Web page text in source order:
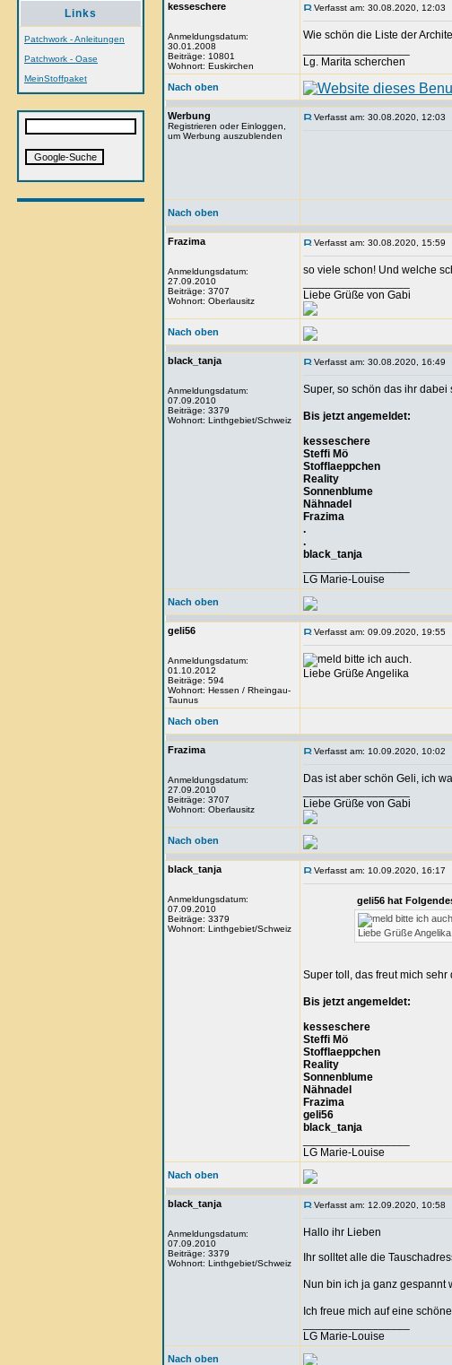
Links
Patchwork - Anleitungen
Patchwork - Oase
MeinStoffpaket
kesseschere
Anmeldungsdatum:
30.01.2008
Beiträge: 10801
Wohnort: Euskirchen
Verfasst am: 30.08.2020, 12:03
Wie schön die Liste der
Lg. Marita scherchen
Nach oben
Werbung
Registrieren oder Einloggen,
um Werbung auszublenden
Verfasst am: 30.08.2020, 12:03
Nach oben
Frazima
Anmeldungsdatum:
27.09.2010
Beiträge: 3707
Wohnort: Oberlausitz
Verfasst am: 30.08.2020, 15:59
so viele schon! Und welche
Liebe Grüße von Gabi
Nach oben
black_tanja
Anmeldungsdatum:
07.09.2010
Beiträge: 3379
Wohnort: Linthgebiet/Schweiz
Verfasst am: 30.08.2020, 16:49
Super, so schön das ihr dabei
Bis jetzt angemeldet:
kesseschere
Steffi Mö
Stofflaeppchen
Reality
Sonnenblume
Nähnadel
Frazima
.
.
black_tanja
LG Marie-Louise
Nach oben
geli56
Anmeldungsdatum:
01.10.2012
Beiträge: 594
Wohnort: Hessen / Rheingau-
Taunus
Verfasst am: 09.09.2020, 19:55
bitte ich auch.
Liebe Grüße Angelika
Nach oben
Frazima
Anmeldungsdatum:
27.09.2010
Beiträge: 3707
Wohnort: Oberlausitz
Verfasst am: 10.09.2020, 10:02
Das ist aber schön Geli, ich
Liebe Grüße von Gabi
Nach oben
black_tanja
Anmeldungsdatum:
07.09.2010
Beiträge: 3379
Wohnort: Linthgebiet/Schweiz
Verfasst am: 10.09.2020, 16:17
geli56 hat
bitte ich auch.
Liebe Grüße Angelika
Super toll, das freut mich
Bis jetzt angemeldet:
kesseschere
Steffi Mö
Stofflaeppchen
Reality
Sonnenblume
Nähnadel
Frazima
geli56
black_tanja
LG Marie-Louise
Nach oben
black_tanja
Anmeldungsdatum:
07.09.2010
Beiträge: 3379
Wohnort: Linthgebiet/Schweiz
Verfasst am: 12.09.2020, 10:58
Hallo ihr Lieben
Ihr solltet alle die
Nun bin ich ja ganz gespannt
Ich freue mich auf eine
LG Marie-Louise
Nach oben